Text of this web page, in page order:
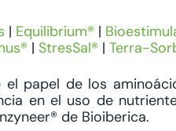
| Equilibrium® |
| StresSal® | Terra-
papel de los
en el uso de
de Bioiberica.